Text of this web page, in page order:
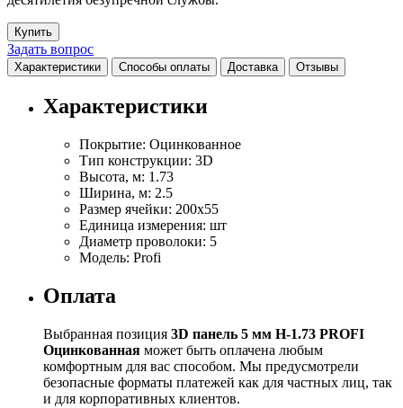
Купить
Задать вопрос
Характеристики Способы оплаты Доставка Отзывы
Характеристики
Покрытие: Оцинкованное
Тип конструкции: 3D
Высота, м: 1.73
Ширина, м: 2.5
Размер ячейки: 200х55
Единица измерения: шт
Диаметр проволоки: 5
Модель: Profi
Оплата
Выбранная позиция 3D панель 5 мм Н-1.73 PROFI
Оцинкованная может быть оплачена любым
комфортным для вас способом. Мы предусмотрели
безопасные форматы платежей как для частных лиц, так
и для корпоративных клиентов.